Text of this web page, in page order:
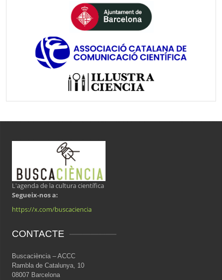
L'agenda de la cultura científica
Segueix-nos a:
https://x.com/buscaciencia
CONTACTE
Buscaciència – ACCC
Rambla de Catalunya, 10
08007 Barcelona